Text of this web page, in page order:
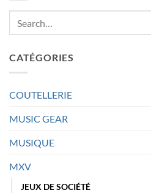
CATÉGORIES
COUTELLERIE
MUSIC GEAR
MUSIQUE
MXV
JEUX DE SOCIÉTÉ